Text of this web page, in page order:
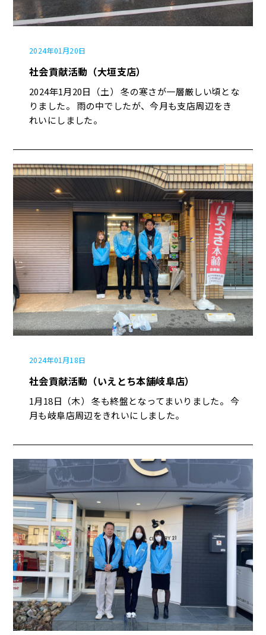
2024年01月20日
社会貢献活動（大垣支店）
2024年1月20日（土） 冬の寒さが一層厳しい頃とな
りました。 雨の中でしたが、今月も支店周辺をき
れいにしました。
2024年01月18日
社会貢献活動（いえとち本舗岐阜店）
1月18日（木） 冬も終盤となってまいりました。 今
月も岐阜店周辺をきれいにしました。